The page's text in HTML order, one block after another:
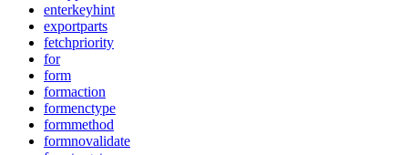
enterkeyhint
exportparts
fetchpriority
for
form
formaction
formenctype
formmethod
formnovalidate